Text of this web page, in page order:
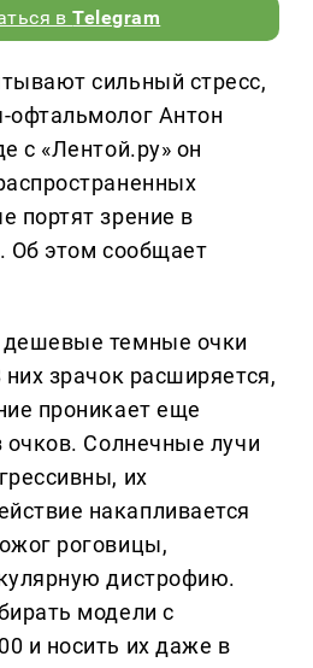
вTelegram
сильный стресс,
офтальмолог Антон
с «Лентой.ру» он
портят зрение в
Об этом сообщает
темные очки
зрачок расширяется,
проникает еще
очков. Солнечные лучи
их
накапливается
роговицы,
дистрофию.
модели с
и носить их даже в